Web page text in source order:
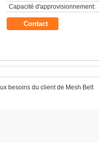
Capacité d'approvisionnement:
Contact
besoins du client de Mesh Belt